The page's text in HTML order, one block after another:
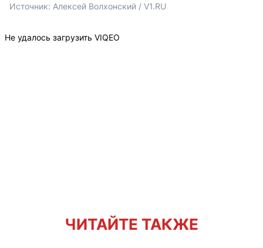
Источник: Алексей Волхонский / V1.RU
Не удалось загрузить VIQEO
ЧИТАЙТЕ ТАКЖЕ